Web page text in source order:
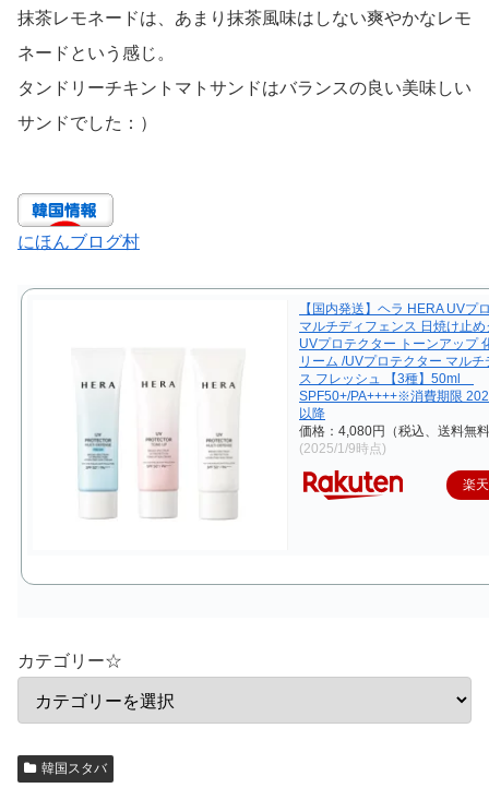
抹茶レモネードは、あまり抹茶風味はしない爽やかなレモ
ネードという感じ。
タンドリーチキントマトサンドはバランスの良い美味しい
サンドでした：）
にほんブログ村
【国内発送】ヘラ HERA UVプ
マルチディフェンス 日焼け止め
UVプロテクター トーンアップ
リーム /UVプロテクター マルチ
ス フレッシュ 【3種】50ml
SPF50+/PA++++※消費期限
以降
価格：4,080円（税込、送料無
(2025/1/9時点)
楽
カテゴリー☆
韓国スタバ